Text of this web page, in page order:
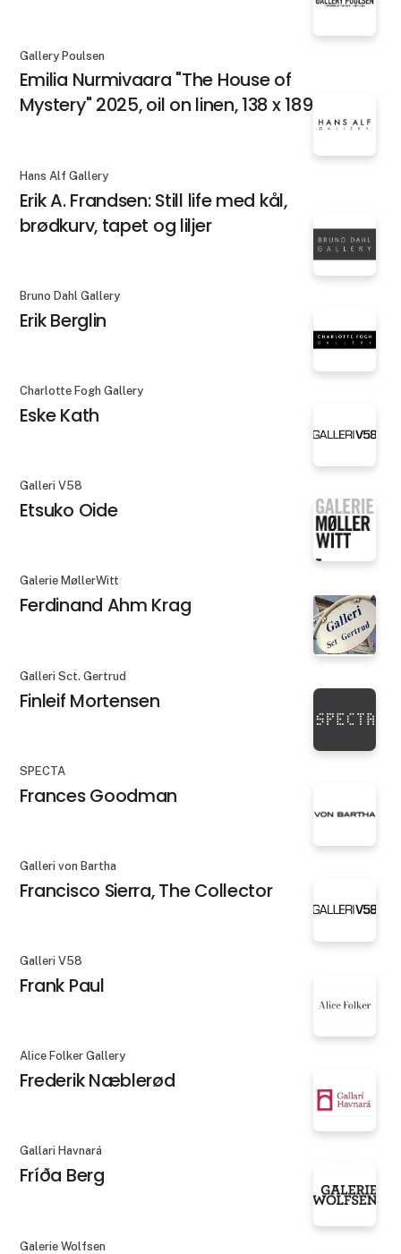
Gallery Poulsen
Emilia Nurmivaara "The House of
Mystery" 2025, oil on linen, 138 x 189 cm
Hans Alf Gallery
Erik A. Frandsen: Still life med kål,
brødkurv, tapet og liljer
Bruno Dahl Gallery
Erik Berglin
Charlotte Fogh Gallery
Eske Kath
Galleri V58
Etsuko Oide
Galerie MøllerWitt
Ferdinand Ahm Krag
Galleri Sct. Gertrud
Finleif Mortensen
SPECTA
Frances Goodman
Galleri von Bartha
Francisco Sierra, The Collector
Galleri V58
Frank Paul
Alice Folker Gallery
Frederik Næblerød
Gallari Havnará
Fríða Berg
Galerie Wolfsen